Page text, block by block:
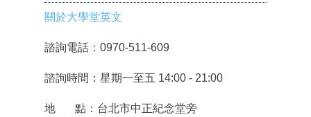
關於大學堂英文
諮詢電話：0970-511-609
諮詢時間：星期一至五 14:00 - 21:00
地 點：台北市中正紀念堂旁